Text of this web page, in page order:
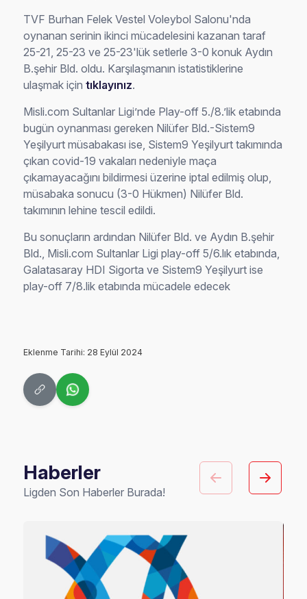
TVF Burhan Felek Vestel Voleybol Salonu'nda
oynanan serinin ikinci mücadelesini kazanan taraf
25-21, 25-23 ve 25-23'lük setlerle 3-0 konuk Aydın
B.şehir Bld. oldu. Karşılaşmanın istatistiklerine
ulaşmak içintıklayınız.
Misli.com Sultanlar Ligi’nde Play-off 5./8.’lik etabında
bugün oynanması gereken Nilüfer Bld.-Sistem9
Yeşilyurt müsabakası ise, Sistem9 Yeşilyurt takımında
çıkan covid-19 vakaları nedeniyle maça
çıkamayacağını bildirmesi üzerine iptal edilmiş olup,
müsabaka sonucu (3-0 Hükmen) Nilüfer Bld.
takımının lehine tescil edildi.
Bu sonuçların ardından Nilüfer Bld. ve Aydın B.şehir
Bld., Misli.com Sultanlar Ligi play-off 5/6.lık etabında,
Galatasaray HDI Sigorta ve Sistem9 Yeşilyurt ise
play-off 7/8.lik etabında mücadele edecek
Eklenme Tarihi: 28 Eylül 2024
Haberler
Ligden Son Haberler Burada!